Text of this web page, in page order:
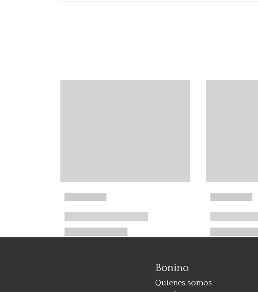
Bonino
Quienes somos